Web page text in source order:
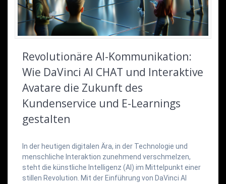
Revolutionäre AI-Kommunikation:
Wie DaVinci AI CHAT und Interaktive
Avatare die Zukunft des
Kundenservice und E-Learnings
gestalten
In der heutigen digitalen Ära, in der Technologie und
menschliche Interaktion zunehmend verschmelzen,
steht die künstliche Intelligenz (AI) im Mittelpunkt einer
stillen Revolution. Mit der Einführung von DaVinci AI